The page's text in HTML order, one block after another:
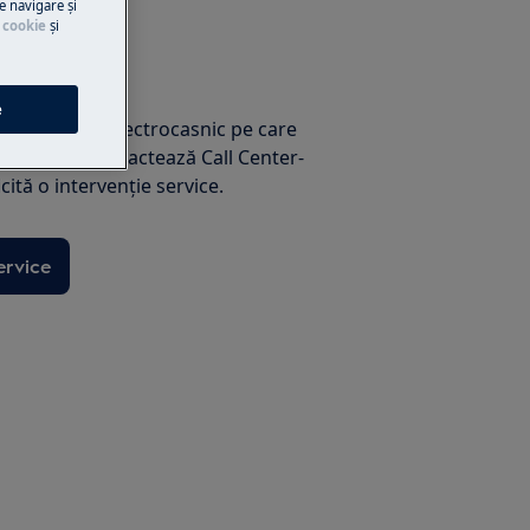
service
tău electrocasnic pe care
Contactează Call Center-
o intervenţie service.
navigare și
și